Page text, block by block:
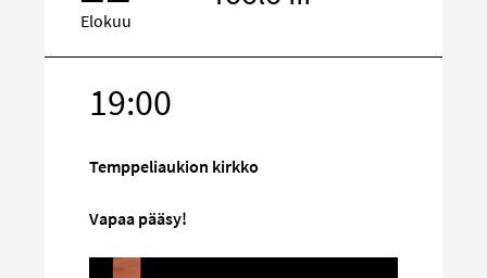
Elokuu
19:00
Temppeliaukion kirkko
Vapaa pääsy!